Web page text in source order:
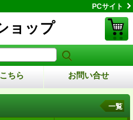
PCサイト
ョップ
ちら お問い合せ
一覧